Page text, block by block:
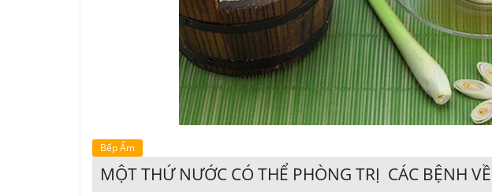
Bếp Ấm
MỘT THỨ NƯỚC CÓ THỂ PHÒNG TRỊ CÁC BỆNH